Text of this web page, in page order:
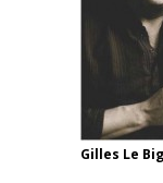
Gilles Le